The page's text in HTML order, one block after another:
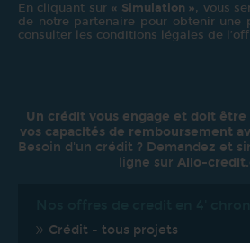
En cliquant sur « Simulation », vous
de notre partenaire pour obtenir une
consulter les conditions légales de
Un crédit vous engage et doit
vos capacités de remboursement
Besoin d'un crédit ? Demandez et
ligne sur Allo-
Crédit - tous projets